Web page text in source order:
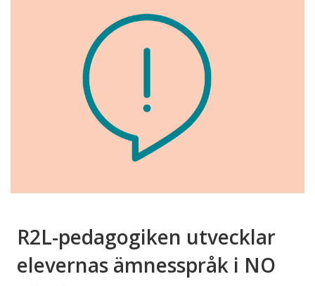
R2L-pedagogiken utvecklar
elevernas ämnesspråk i NO